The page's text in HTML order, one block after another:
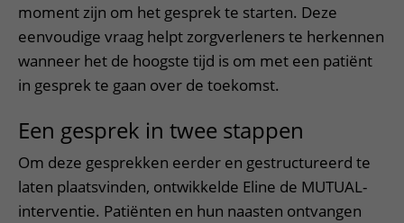
moment zijn om het gesprek te starten. Deze
eenvoudige vraag helpt zorgverleners te herkennen
wanneer het de hoogste tijd is om met een patiënt
in gesprek te gaan over de toekomst.
Een gesprek in twee stappen
Om deze gesprekken eerder en gestructureerd te
laten plaatsvinden, ontwikkelde Eline de MUTUAL-
interventie. Patiënten en hun naasten ontvangen